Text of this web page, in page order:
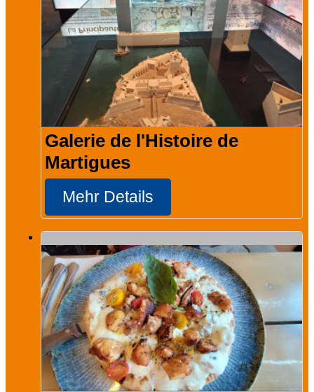
Galerie de l'Histoire de
Martigues
Mehr Details